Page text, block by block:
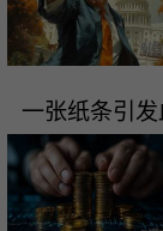
一张纸条引发